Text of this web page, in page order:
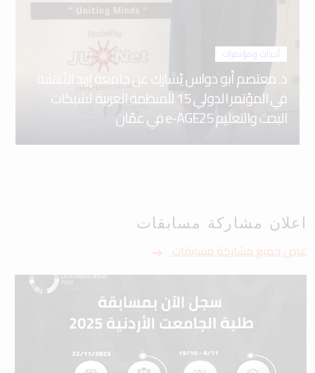
أحداث ومؤتمرات
د. معتصم أبو دواس يُشارك عن جامعة إربد الأهلية
في المؤتمر الدولي 15 للمنظمة العربية لشبكات
البحث والتعليم e-AGE25 في عمّان
اعلان مشاركة مسابقات
عرض جميع مشاركة مسابقات